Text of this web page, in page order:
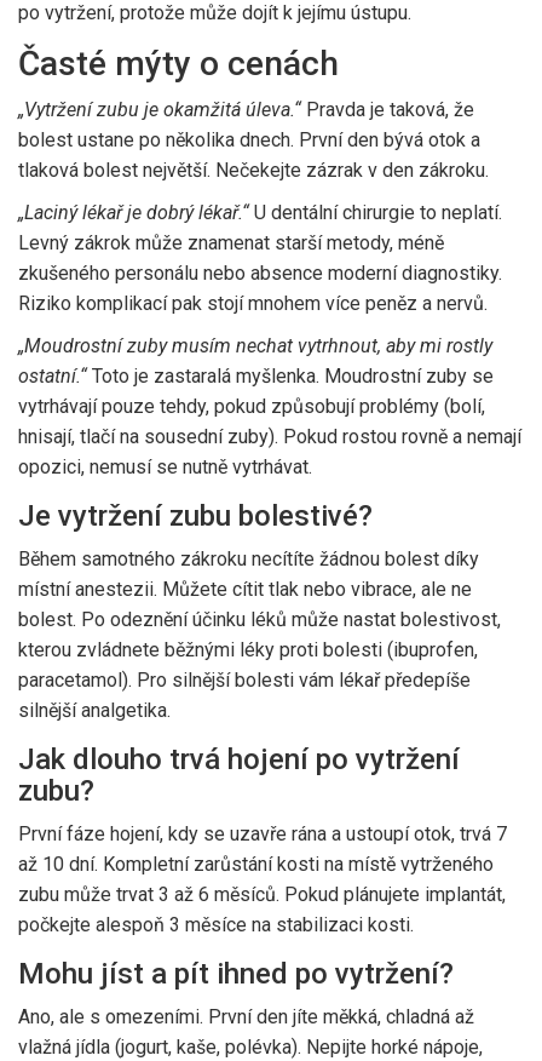
po vytržení, protože může dojít k jejímu ústupu.
Časté mýty o cenách
„Vytržení zubu je okamžitá úleva.“ Pravda je taková, že
bolest ustane po několika dnech. První den bývá otok a
tlaková bolest největší. Nečekejte zázrak v den zákroku.
„Laciný lékař je dobrý lékař.“ U dentální chirurgie to neplatí.
Levný zákrok může znamenat starší metody, méně
zkušeného personálu nebo absence moderní diagnostiky.
Riziko komplikací pak stojí mnohem více peněz a nervů.
„Moudrostní zuby musím nechat vytrhnout, aby mi rostly
ostatní.“ Toto je zastaralá myšlenka. Moudrostní zuby se
vytrhávají pouze tehdy, pokud způsobují problémy (bolí,
hnisají, tlačí na sousední zuby). Pokud rostou rovně a nemají
opozici, nemusí se nutně vytrhávat.
Je vytržení zubu bolestivé?
Během samotného zákroku necítíte žádnou bolest díky
místní anestezii. Můžete cítit tlak nebo vibrace, ale ne
bolest. Po odeznění účinku léků může nastat bolestivost,
kterou zvládnete běžnými léky proti bolesti (ibuprofen,
paracetamol). Pro silnější bolesti vám lékař předepíše
silnější analgetika.
Jak dlouho trvá hojení po vytržení
zubu?
První fáze hojení, kdy se uzavře rána a ustoupí otok, trvá 7
až 10 dní. Kompletní zarůstání kosti na místě vytrženého
zubu může trvat 3 až 6 měsíců. Pokud plánujete implantát,
počkejte alespoň 3 měsíce na stabilizaci kosti.
Mohu jíst a pít ihned po vytržení?
Ano, ale s omezeními. První den jíte měkká, chladná až
vlažná jídla (jogurt, kaše, polévka). Nepijte horké nápoje,